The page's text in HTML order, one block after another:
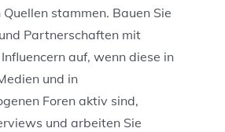
stammen. Bauen Sie
Partnerschaften mit
auf, wenn diese in
und in
Foren aktiv sind,
und arbeiten Sie